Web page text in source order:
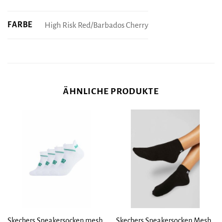
FARBE High Risk Red/Barbados Cherry
ÄHNLICHE PRODUKTE